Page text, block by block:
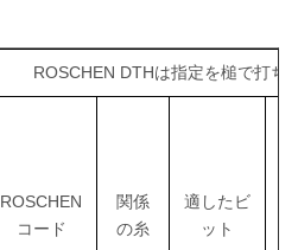
ROSCHEN DTHは指定を槌で打ち
ROSCHEN
コード
関係
の糸
適したビ
ット